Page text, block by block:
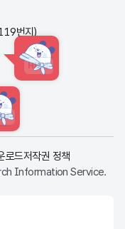
번지)
HINT
로드저작권 정책
Information Service.